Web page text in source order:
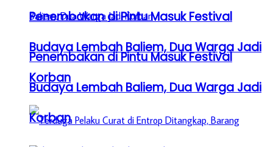
Penembakan di Pintu Masuk Festival
Budaya Lembah Baliem, Dua Warga Jadi
Korban
Penembakan di Pintu Masuk Festival
Budaya Lembah Baliem, Dua Warga Jadi
Korban